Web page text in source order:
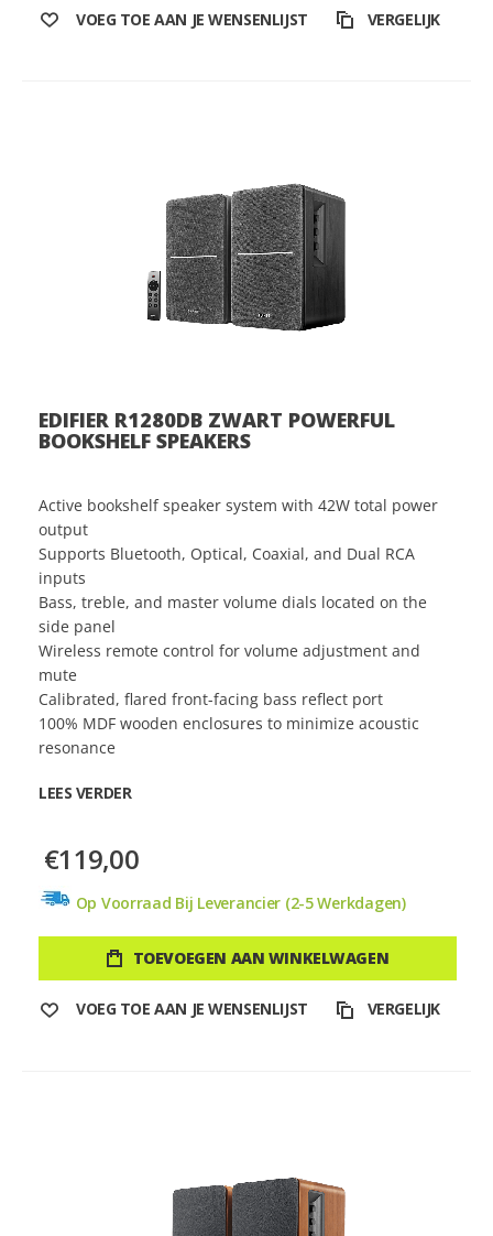
VOEG TOE AAN JE WENSENLIJST VERGELIJK
EDIFIER R1280DB ZWART POWERFUL
BOOKSHELF SPEAKERS
Active bookshelf speaker system with 42W total power
output
Supports Bluetooth, Optical, Coaxial, and Dual RCA
inputs
Bass, treble, and master volume dials located on the
side panel
Wireless remote control for volume adjustment and
mute
Calibrated, flared front-facing bass reflect port
100% MDF wooden enclosures to minimize acoustic
resonance
LEES VERDER
€119,00
Op Voorraad Bij Leverancier (2-5 Werkdagen)
TOEVOEGEN AAN WINKELWAGEN
VOEG TOE AAN JE WENSENLIJST VERGELIJK